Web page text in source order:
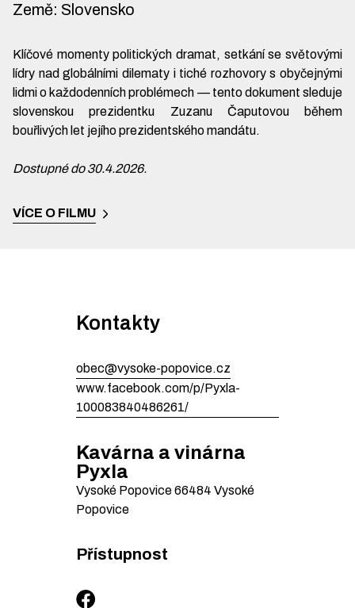
Země: Slovensko
Klíčové momenty politických dramat, setkání se světovými
lídry nad globálními dilematy i tiché rozhovory s obyčejnými
lidmi o každodenních problémech — tento dokument sleduje
slovenskou prezidentku Zuzanu Čaputovou během
bouřlivých let jejího prezidentského mandátu.
Dostupné do 30.4.2026.
VÍCE O FILMU
Kontakty
obec@vysoke-popovice.cz
www.facebook.com/p/Pyxla-
100083840486261/
Kavárna a vinárna
Pyxla
Vysoké Popovice66484 Vysoké
Popovice
Přístupnost